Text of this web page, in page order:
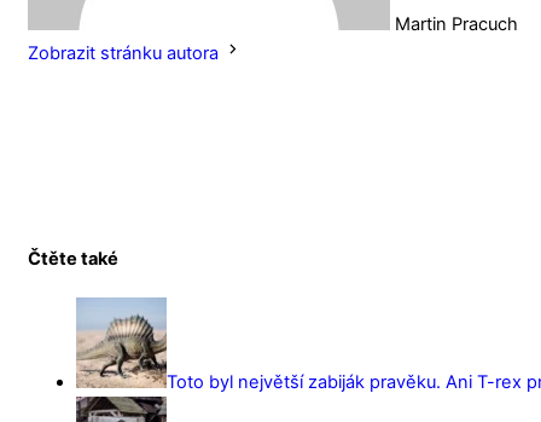
Martin Pracuch
Zobrazit stránku autora
Čtěte také
Toto byl největší zabiják pravěku. Ani T-rex